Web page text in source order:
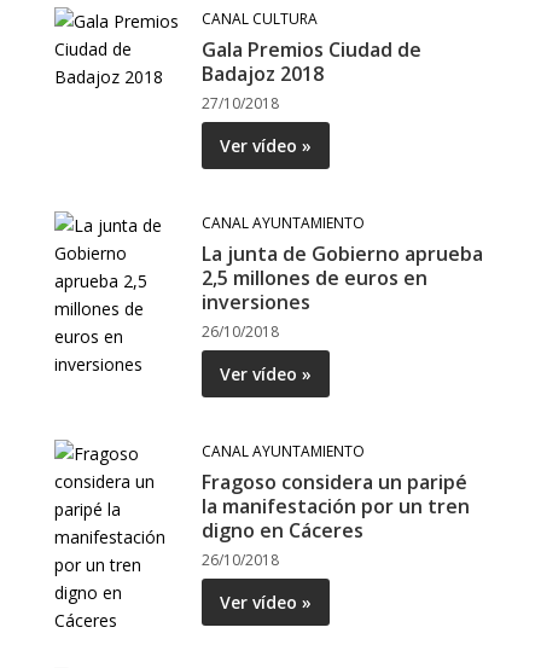
CANAL CULTURA
Gala Premios Ciudad de
Badajoz 2018
27/10/2018
Ver vídeo »
CANAL AYUNTAMIENTO
La junta de Gobierno aprueba
2,5 millones de euros en
inversiones
26/10/2018
Ver vídeo »
CANAL AYUNTAMIENTO
Fragoso considera un paripé
la manifestación por un tren
digno en Cáceres
26/10/2018
Ver vídeo »